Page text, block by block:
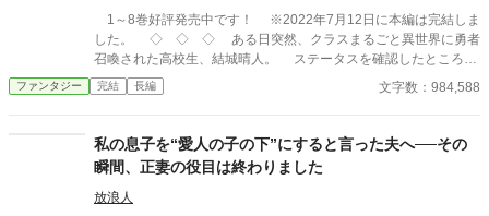
1～8巻好評発売中です！ ※2022年7月12日に本編は完結しま
した。 ◇ ◇ ◇ ある日突然、クラスまるごと異世界に勇者
召喚された高校生、結城晴人。 ステータスを確認したところ、
勇者に与えられる特典のギフトどころか、勇者の称号すらも無い
ことが判明する。 晴人たちを召喚した王女は「無能がいては足
を出て早々、王女が差し向けた騎士によって、晴人は殺されかけ
る。 胸を刺され意識を失った彼は、気がつくと神様の前にい
た。 そしてギフトを与え忘れたお詫びとして、望むスキルを作
れるスキルをはじめとしたチート能力を手に入れるのであった──
ファンタジー 完結 長編 文字数：984,588
私の息子を“愛人の子の下”にすると言った夫へ──その
瞬間、正妻の役目は終わりました
放浪人